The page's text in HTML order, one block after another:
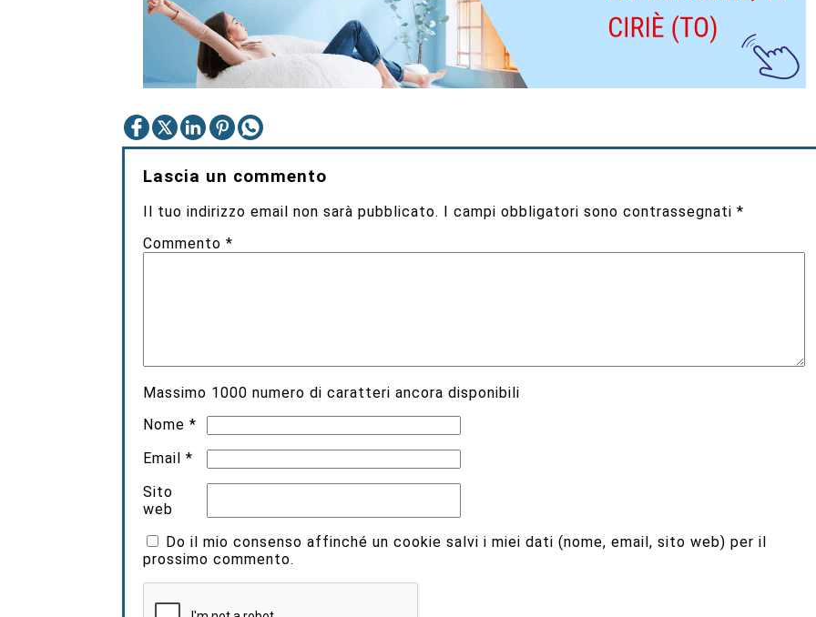
Lascia un commento
Il tuo indirizzo email non sarà pubblicato. I campi obbligatori sono contrassegnati*
Commento*
Massimo 1000 numero di caratteri ancora disponibili
Nome*
Email*
Sito
web
Do il mio consenso affinché un cookie salvi i miei dati (nome, email, sito web) per il
prossimo commento.